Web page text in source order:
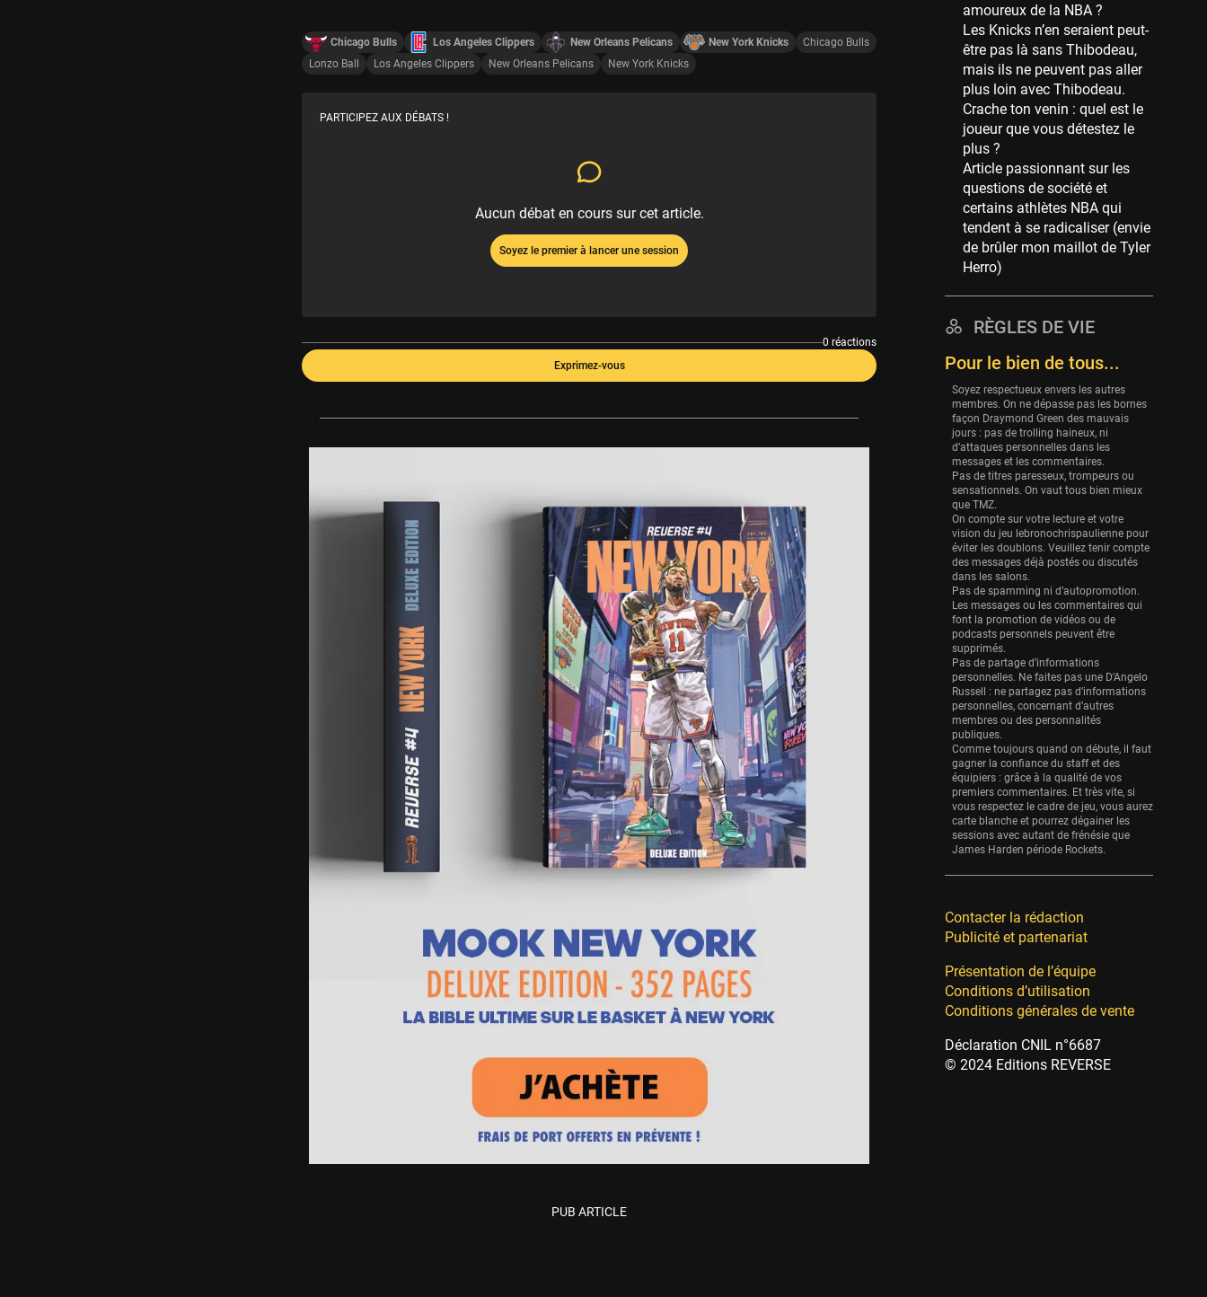
Chicago Bulls Los Angeles Clippers New Orleans Pelicans New York Knicks
Chicago Bulls
Lonzo Ball
Los Angeles Clippers New Orleans Pelicans New York Knicks
PARTICIPEZ AUX DÉBATS !
Aucun débat en cours sur cet article.
Soyez le premier à lancer une session
0 réactions
Exprimez-vous
PUB ARTICLE
45 sessions
Chicago Bulls
41 sessions
Memphis Grizzlies
39 sessions
Cleveland Cavaliers
Orlando Magic
36 sessions
Euroleague
34 sessions
Charlotte Hornets
31 sessions
Washington Wizards
29 sessions
Portland Trail Blazers
27 sessions
Eurobasket
25 sessions
Detroit Pistons
25 sessions
Brooklyn Nets
24 sessions
Sacramento Kings
24 sessions
Utah Jazz
22 sessions
Toronto Raptors
18 sessions
REVERSE
11 sessions
Bleues
amoureux de la NBA ?
Les Knicks n’en seraient peut-
être pas là sans Thibodeau,
mais ils ne peuvent pas aller
plus loin avec Thibodeau.
Crache ton venin : quel est le
joueur que vous détestez le
plus ?
Article passionnant sur les
questions de société et
certains athlètes NBA qui
tendent à se radicaliser (envie
de brûler mon maillot de Tyler
Herro)
RÈGLES DE VIE
Pour le bien de tous...
Soyez respectueux envers les autres
membres. On ne dépasse pas les bornes
façon Draymond Green des mauvais
jours : pas de trolling haineux, ni
d’attaques personnelles dans les
messages et les commentaires.
Pas de titres paresseux, trompeurs ou
sensationnels. On vaut tous bien mieux
que TMZ.
On compte sur votre lecture et votre
vision du jeu lebronochrispaulienne pour
éviter les doublons. Veuillez tenir compte
des messages déjà postés ou discutés
dans les salons.
Pas de spamming ni d’autopromotion.
Les messages ou les commentaires qui
font la promotion de vidéos ou de
podcasts personnels peuvent être
supprimés.
Pas de partage d’informations
personnelles. Ne faites pas une D’Angelo
Russell : ne partagez pas d’informations
personnelles, concernant d’autres
membres ou des personnalités
publiques.
Comme toujours quand on débute, il faut
gagner la confiance du staff et des
équipiers : grâce à la qualité de vos
premiers commentaires. Et très vite, si
vous respectez le cadre de jeu, vous aurez
carte blanche et pourrez dégainer les
sessions avec autant de frénésie que
James Harden période Rockets.
Contacter la rédaction
Publicité et partenariat
Présentation de l’équipe
Conditions d’utilisation
Conditions générales de vente
Déclaration CNIL n°6687
© 2024 Editions REVERSE